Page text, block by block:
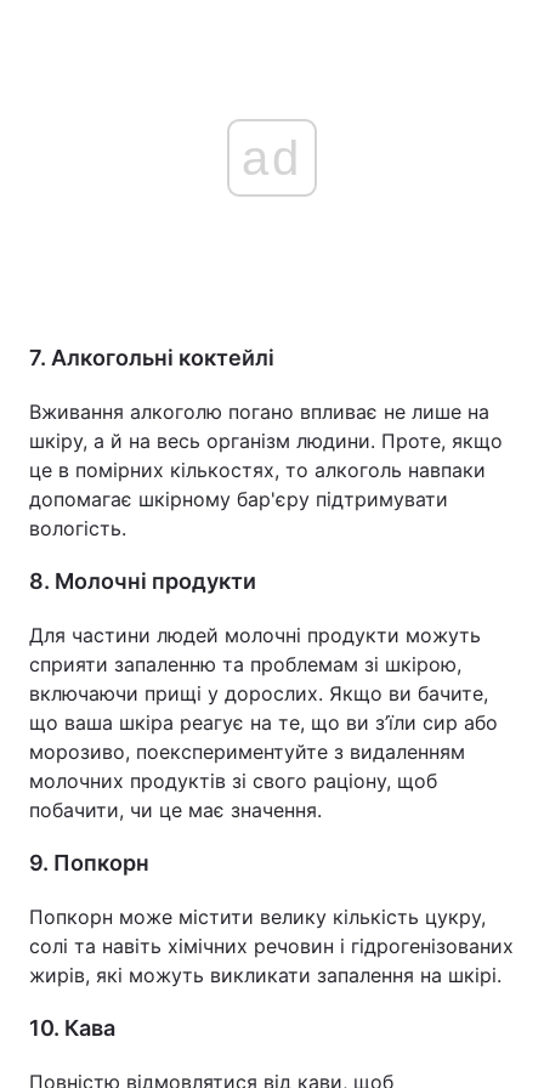
ad
7. Алкогольні коктейлі
Вживання алкоголю погано впливає не лише на
шкіру, а й на весь організм людини. Проте, якщо
це в помірних кількостях, то алкоголь навпаки
допомагає шкірному бар'єру підтримувати
вологість.
8. Молочні продукти
Для частини людей молочні продукти можуть
сприяти запаленню та проблемам зі шкірою,
включаючи прищі у дорослих. Якщо ви бачите,
що ваша шкіра реагує на те, що ви з’їли сир або
морозиво, поекспериментуйте з видаленням
молочних продуктів зі свого раціону, щоб
побачити, чи це має значення.
9. Попкорн
Попкорн може містити велику кількість цукру,
солі та навіть хімічних речовин і гідрогенізованих
жирів, які можуть викликати запалення на шкірі.
10. Кава
Повністю відмовлятися від кави, щоб